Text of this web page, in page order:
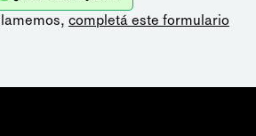
completá este formulario